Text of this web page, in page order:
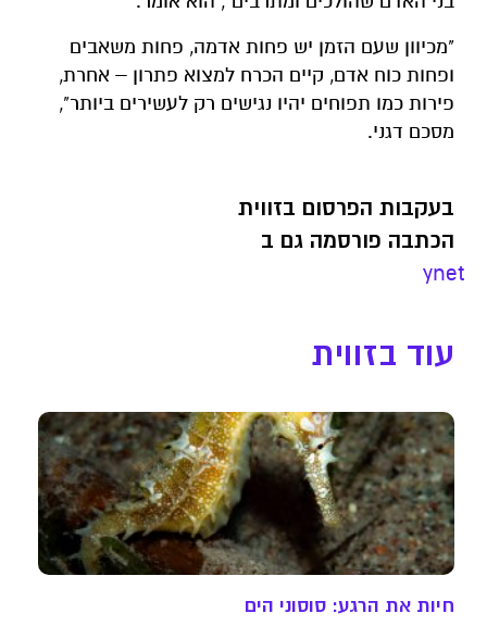
"מכיוון שעם הזמן יש פחות אדמה, פחות משאבים
ופחות כוח אדם, קיים הכרח למצוא פתרון – אחרת,
פירות כמו תפוחים יהיו נגישים רק לעשירים ביותר",
מסכם דגני.
בעקבות הפרסום בזווית
הכתבה פורסמה גם ב
ynet
עוד בזווית
חיות את הרגע: סוסוני הים